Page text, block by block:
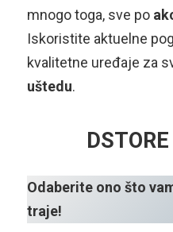
mnogo toga, sve po
Iskoristite aktuelne
kvalitetne uređaje za
uštedu.
Odaberite ono što
traje!